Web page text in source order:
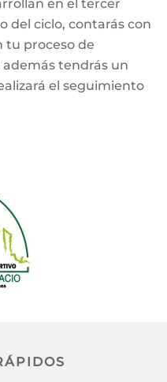
en el tercer
del ciclo, contarás con
tu proceso de
tendrás un
el seguimiento